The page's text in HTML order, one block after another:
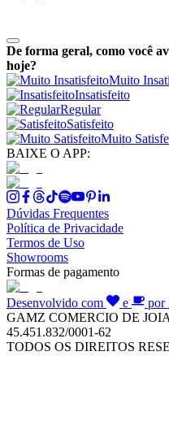
De forma geral, como você
hoje?
Muito
Insatisfeito
Regular
Satisfeito
Muito
BAIXE O APP:
Dúvidas Frequentes
Política de Privacidade
Termos de Uso
Showrooms
Formas de pagamento
Desenvolvido com e
por
GAMZ COMERCIO DE
45.451.832/0001-62
TODOS OS DIREITOS